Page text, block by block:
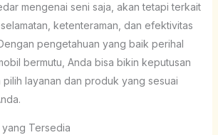
mengenai seni saja, akan tetapi terkait
ketenteraman, dan efektivitas
pengetahuan yang baik perihal
bermutu, Anda bisa bikin keputusan
layanan dan produk yang sesuai
Tersedia